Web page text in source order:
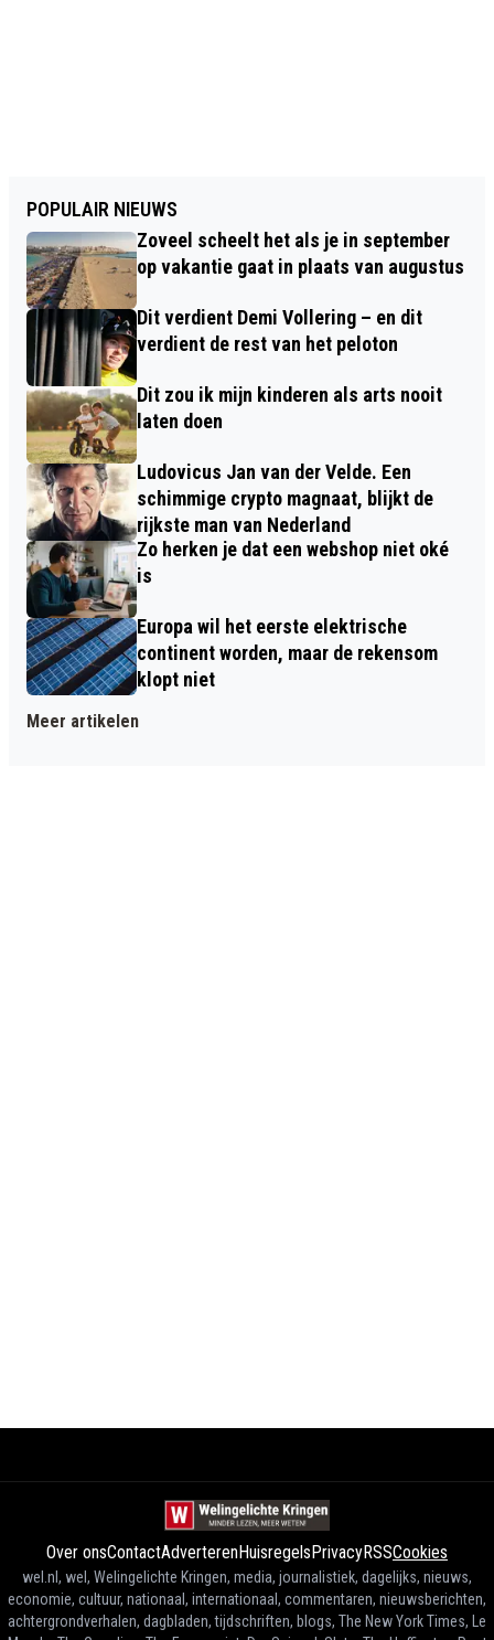
POPULAIR NIEUWS
Zoveel scheelt het als je in september
op vakantie gaat in plaats van augustus
Dit verdient Demi Vollering – en dit
verdient de rest van het peloton
Dit zou ik mijn kinderen als arts nooit
laten doen
Ludovicus Jan van der Velde. Een
schimmige crypto magnaat, blijkt de
rijkste man van Nederland
Zo herken je dat een webshop niet oké
is
Europa wil het eerste elektrische
continent worden, maar de rekensom
klopt niet
Meer artikelen
Over onsContactAdverterenHuisregelsPrivacyRSSCookies
wel.nl, wel, Welingelichte Kringen, media, journalistiek, dagelijks, nieuws,
economie, cultuur, nationaal, internationaal, commentaren, nieuwsberichten,
achtergrondverhalen, dagbladen, tijdschriften, blogs, The New York Times, Le